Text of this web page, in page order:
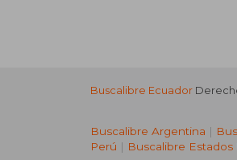
Buscalibre Ecuador
Buscalibre Argentina |
Perú | Buscalibre Estados